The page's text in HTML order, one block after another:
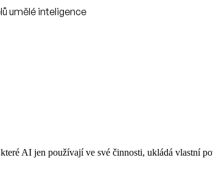
umělé inteligence
AI jen používají ve své činnosti, ukládá vlastní